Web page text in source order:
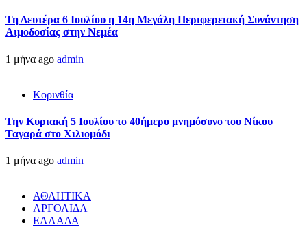
Τη Δευτέρα 6 Ιουλίου η 14η Μεγάλη Περιφερειακή Συνάντηση
Αιμοδοσίας στην Νεμέα
1 μήνα ago admin
Κορινθία
Την Κυριακή 5 Ιουλίου το 40ήμερο μνημόσυνο του Νίκου
Ταγαρά στο Χιλιομόδι
1 μήνα ago admin
ΑΘΛΗΤΙΚΑ
ΑΡΓΟΛΙΔΑ
ΕΛΛΑΔΑ